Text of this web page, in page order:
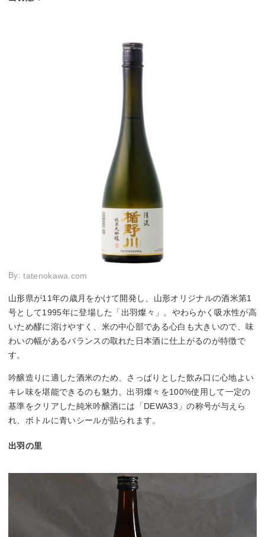
By:tatenokawa.com
山形県が11年の歳月をかけて開発し、山形オリジナルの酒米第1
号として1995年に登場した「出羽燦々」。やわらかく吸水性が高
いため醪に溶けやすく、米の中心部である心白も大きいので、味
わいの幅があるバランスの取れた日本酒に仕上がるのが特徴で
す。
吟醸造りに適した酒米のため、さっぱりとした飲み口に心地よい
キレ味を堪能できるのも魅力。出羽燦々を100%使用して一定の
基準をクリアした純米吟醸酒には「DEWA33」の称号が与えら
れ、ボトルに青いシールが貼られます。
出羽の里